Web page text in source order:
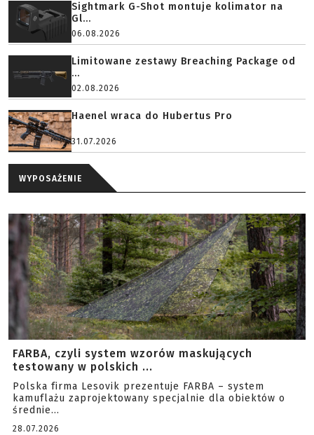
Sightmark G-Shot montuje kolimator na
Gl...
06.08.2026
Limitowane zestawy Breaching Package od
...
02.08.2026
Haenel wraca do Hubertus Pro
31.07.2026
WYPOSAŻENIE
FARBA, czyli system wzorów maskujących
testowany w polskich ...
Polska firma Lesovik prezentuje FARBA – system
kamuflażu zaprojektowany specjalnie dla obiektów o
średnie...
28.07.2026